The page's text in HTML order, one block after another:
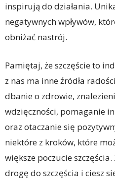
inspirują do działania.
negatywnych wpływów,
obniżać nastrój.
Pamiętaj, że szczęście to
z nas ma inne źródła
dbanie o zdrowie,
wdzięczności, pomaganie
oraz otaczanie się
niektóre z kroków, które
większe poczucie szczęścia.
drogę do szczęścia i ciesz